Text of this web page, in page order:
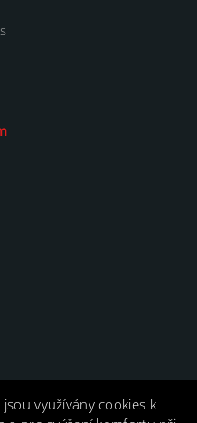
využívány cookies k